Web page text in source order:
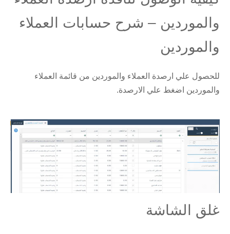
والموردين – شرح حسابات العملاء
والموردين
للحصول علي ارصدة العملاء والموردين من قائمة العملاء
والموردين اضغط علي الارصدة.
غلق الشاشة